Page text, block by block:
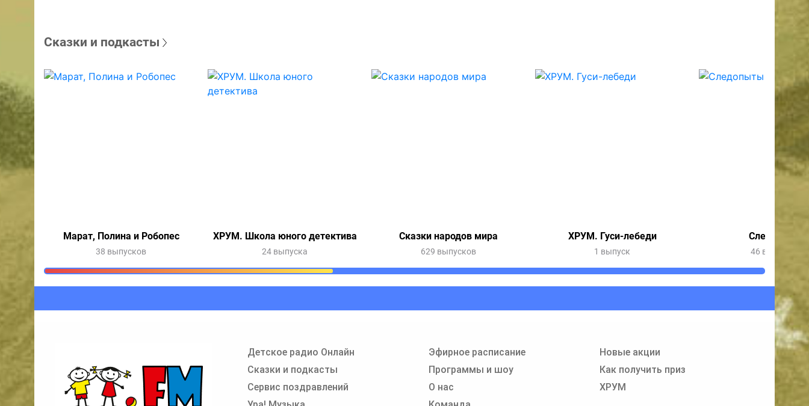
Очередь прослушивания
Добавьте в очередь прослушивания другие записи программ или сказок
Сказки и подкасты
Марат, Полина и Робопес
38 выпусков
ХРУМ. Школа юного детектива
24 выпуска
Сказки народов мира
629 выпусков
ХРУМ. Гуси-лебеди
1 выпуск
Следопыты
46 выпусков
Детское радио Онлайн
Сказки и подкасты
Сервис поздравлений
Эфирное расписание
Программы и шоу
О нас
Новые акции
Как получить приз
ХРУМ